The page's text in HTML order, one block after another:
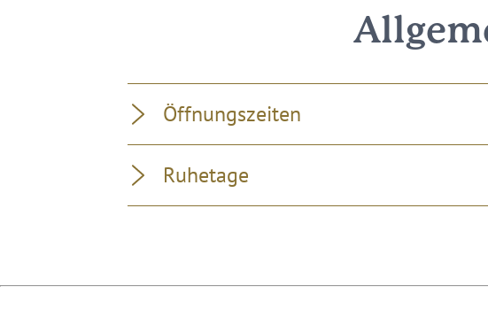
Öffnungszeiten
Ruhetage